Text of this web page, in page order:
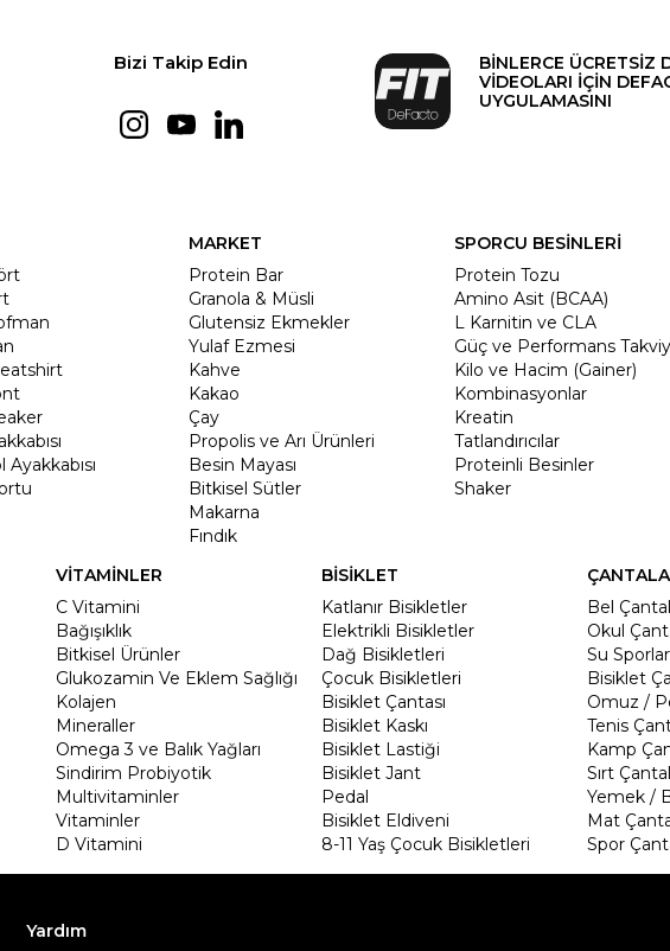
Bizi Takip Edin
BİNLERCE ÜCRETSİZ
VİDEOLARI İÇİN
UYGULAMASINI
MARKET
Protein Bar
Granola & Müsli
Glutensiz Ekmekler
Yulaf Ezmesi
Kahve
Kakao
Çay
Propolis ve Arı Ürünleri
Besin Mayası
Bitkisel Sütler
Makarna
Fındık
SPORCU BESİNLERİ
Protein Tozu
Amino Asit (BCAA)
L Karnitin ve CLA
Güç ve Performans
Kilo ve Hacim (Gainer)
Kombinasyonlar
Kreatin
Tatlandırıcılar
Proteinli Besinler
Shaker
VİTAMİNLER
C Vitamini
Bağışıklık
Bitkisel Ürünler
Glukozamin Ve Eklem Sağlığı
Kolajen
Mineraller
Omega 3 ve Balık Yağları
Sindirim Probiyotik
Multivitaminler
Vitaminler
D Vitamini
BİSİKLET
Katlanır Bisikletler
Elektrikli Bisikletler
Dağ Bisikletleri
Çocuk Bisikletleri
Bisiklet Çantası
Bisiklet Kaskı
Bisiklet Lastiği
Bisiklet Jant
Pedal
Bisiklet Eldiveni
8-11 Yaş Çocuk Bisikletleri
Bel
Okul
Su
Bisiklet
Omuz /
Tenis
Kamp
Sırt
Yemek /
Mat
Spor
Yardım